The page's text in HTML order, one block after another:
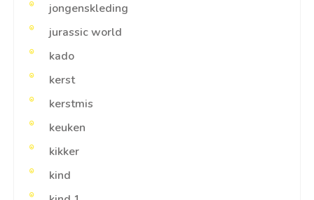
jongenskleding
jurassic world
kado
kerst
kerstmis
keuken
kikker
kind